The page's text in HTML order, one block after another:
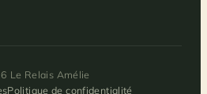
Le Relais Amélie
Politique de confidentialité